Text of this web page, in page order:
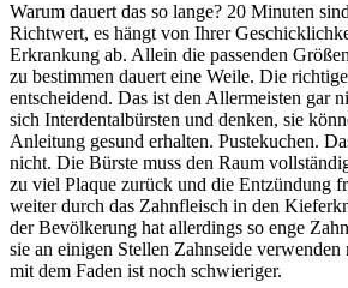
Warum dauert das so lange? 20 Minuten
Richtwert, es hängt von Ihrer
Erkrankung ab. Allein die passenden
zu bestimmen dauert eine Weile. Die
entscheidend. Das ist den Allermeisten gar
sich Interdentalbürsten und denken, sie
Anleitung gesund erhalten. Pustekuchen.
nicht. Die Bürste muss den Raum
zu viel Plaque zurück und die Entzündung
weiter durch das Zahnfleisch in den
der Bevölkerung hat allerdings so enge
sie an einigen Stellen Zahnseide
mit dem Faden ist noch schwieriger.